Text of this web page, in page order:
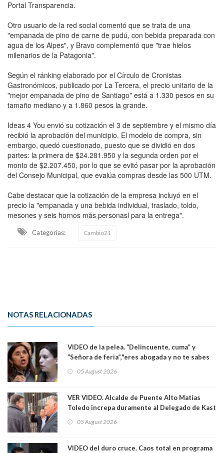
Portal Transparencia.
Otro usuario de la red social comentó que se trata de una
"empanada de pino de carne de pudú, con bebida preparada con
agua de los Alpes", y Bravo complementó que "trae hielos
milenarios de la Patagonia".
Según el ránking elaborado por el Círculo de Cronistas
Gastronómicos, publicado por La Tercera, el precio unitario de la
"mejor empanada de pino de Santiago" está a 1.330 pesos en su
tamaño mediano y a 1.860 pesos la grande.
Ideas 4 You envió su cotización el 3 de septiembre y el mismo día
recibió la aprobación del municipio. El modelo de compra, sin
embargo, quedó cuestionado, puesto que se dividió en dos
partes: la primera de $24.281.950 y la segunda orden por el
monto de $2.207.450, por lo que se evitó pasar por la aprobación
del Consejo Municipal, que evalúa compras desde las 500 UTM.
Cabe destacar que la cotización de la empresa incluyó en el
precio la "empanada y una bebida individual, traslado, toldo,
mesones y seis hornos más personasl para la entrega".
Categorias: Cambio21
NOTAS RELACIONADAS
VIDEO de la pelea. “Delincuente, cuma” y
“Señora de feria”,"eres abogada y no te sabes
senadoras Camila Flores y Fabiola Campillai en
05 August 2026
VER VIDEO. Alcalde de Puente Alto Matías
Toledo increpa duramente al Delegado de Kast
delegado nuevamente arrancando"
05 August 2026
VIDEO del duro cruce. Caos total en programa